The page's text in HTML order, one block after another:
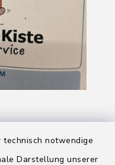
notwendige
Darstellung unserer